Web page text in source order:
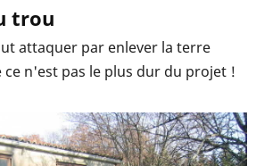
trou
attaquer par enlever la terre
n'est pas le plus dur du projet !